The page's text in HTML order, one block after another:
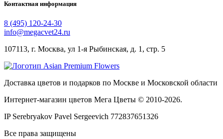
Контактная информация
8 (495) 120-24-30
info@megacvet24.ru
107113, г. Москва, ул 1-я Рыбинская, д. 1, стр. 5
Доставка цветов и подарков по Москве и Московской области
Интернет-магазин цветов Мега Цветы © 2010-2026.
IP Serebryakov Pavel Sergeevich 772837651326
Все права защищены